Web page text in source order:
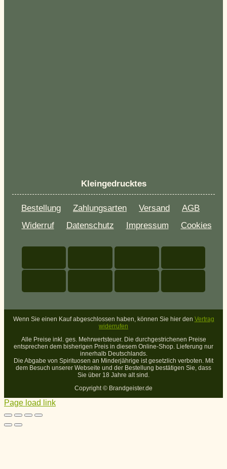
Kleingedrucktes
Bestellung Zahlungsarten Versand
AGB
Widerruf
Datenschutz Impressum Cookies
Wenn Sie einen Kauf abgeschlossen haben, können Sie hier den Vertrag
widerrufen
Alle Preise inkl. ges. Mehrwertsteuer. Die durchgestrichenen Preise
entsprechen dem bisherigen Preis in diesem Online-Shop. Lieferung nur
innerhalb Deutschlands.
Die Abgabe von Spirituosen an Minderjährige ist gesetzlich verboten. Mit
dem Besuch unserer Webseite und der Bestellung bestätigen Sie, dass
Sie über 18 Jahre alt sind.
Copyright © Brandgeister.de
Page load link